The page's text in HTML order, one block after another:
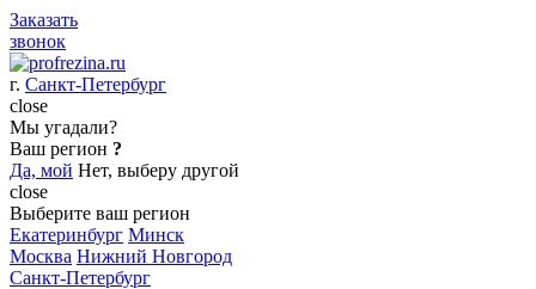
Заказать
звонок
г. Санкт-Петербург
close
Мы угадали?
Ваш регион ?
Да, мой Нет, выберу другой
close
Выберите ваш регион
Екатеринбург Минск
Москва Нижний Новгород
Санкт-Петербург